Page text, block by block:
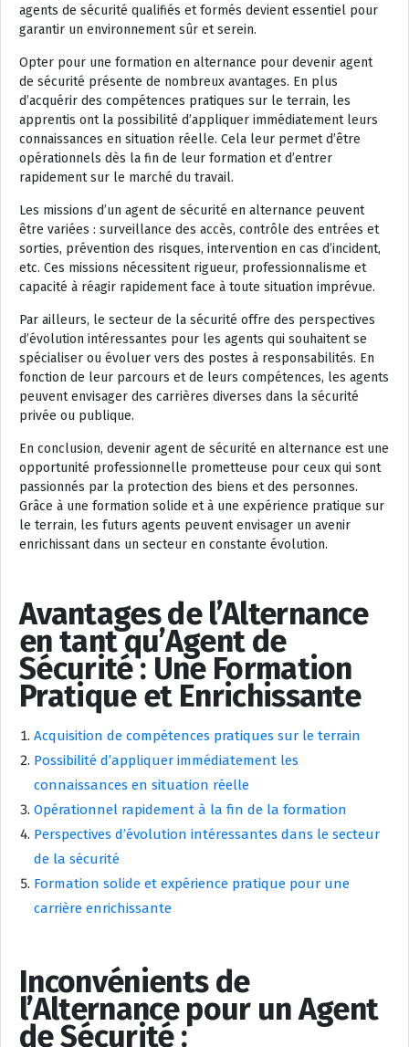
agents de sécurité qualifiés et formés devient essentiel pour
garantir un environnement sûr et serein.
Opter pour une formation en alternance pour devenir agent
de sécurité présente de nombreux avantages. En plus
d’acquérir des compétences pratiques sur le terrain, les
apprentis ont la possibilité d’appliquer immédiatement leurs
connaissances en situation réelle. Cela leur permet d’être
opérationnels dès la fin de leur formation et d’entrer
rapidement sur le marché du travail.
Les missions d’un agent de sécurité en alternance peuvent
être variées : surveillance des accès, contrôle des entrées et
sorties, prévention des risques, intervention en cas d’incident,
etc. Ces missions nécessitent rigueur, professionnalisme et
capacité à réagir rapidement face à toute situation imprévue.
Par ailleurs, le secteur de la sécurité offre des perspectives
d’évolution intéressantes pour les agents qui souhaitent se
spécialiser ou évoluer vers des postes à responsabilités. En
fonction de leur parcours et de leurs compétences, les agents
peuvent envisager des carrières diverses dans la sécurité
privée ou publique.
En conclusion, devenir agent de sécurité en alternance est une
opportunité professionnelle prometteuse pour ceux qui sont
passionnés par la protection des biens et des personnes.
Grâce à une formation solide et à une expérience pratique sur
le terrain, les futurs agents peuvent envisager un avenir
enrichissant dans un secteur en constante évolution.
Avantages de l’Alternance
en tant qu’Agent de
Sécurité : Une Formation
Pratique et Enrichissante
Acquisition de compétences pratiques sur le terrain
Possibilité d’appliquer immédiatement les
connaissances en situation réelle
Opérationnel rapidement à la fin de la formation
Perspectives d’évolution intéressantes dans le secteur
de la sécurité
Formation solide et expérience pratique pour une
carrière enrichissante
Inconvénients de
l’Alternance pour un Agent
de Sécurité :